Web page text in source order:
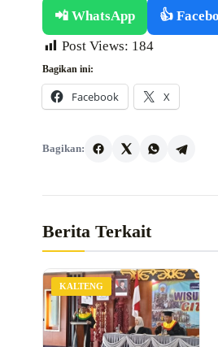
📲 WhatsApp 👍
Post Views: 184
Bagikan ini:
Facebook X
Bagikan:
Berita Terkait
KALTENG